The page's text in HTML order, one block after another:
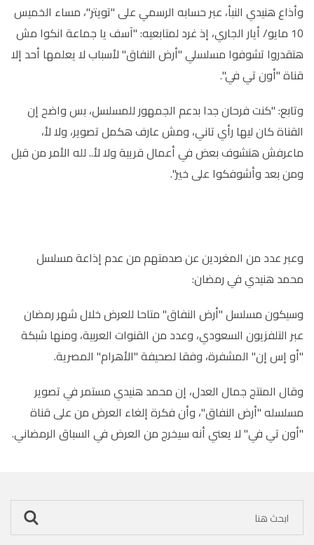
وأذاع هنيدي النبأ، عبر حسابه الرسمي على "تويتر"، مساء الخميس
10 مايو/ أيار الجاري، إذ غرد لمتابعيه: "آسف يا جماعة انكوا مش
هتقدروا تشوفوا مسلسلي "أرض النفاق" لأسباب لا يعلمها أحد إلا
قناة "أون تي في".
وتابع: "كنت فرحان جدا بدعم الجمهور للمسلسل، بس واضح إن
القناة كان ليها رأي تاني، ومش عارف هكمل تصوير، ولا لأ،
ماعرفش هنشوف بعض في أعمال قريبة ولا لأ.. لله الأمر من قبل
ومن بعد وأشوفكوا على خير".
وعبر عدد من المغردين عن صدمتهم من عدم إذاعة مسلسل
محمد هنيدي في رمضان:
وسيكون مسلسل "أرض النفاق" متاحا للعرض خلال شهر رمضان
عبر التلفزيون السعودي، وعدد من القنوات العربية، ومنها شبكة
"أو إس إن" المشفرة، وفقا لصحيفة "الأهرام" المصرية.
وقال المنتج جمال العدل، إن محمد هنيدي مستمر في تصوير
مسلسله "أرض النفاق"، وأن فكرة إلغاء العرض من على قناة
"أون تي في" لا يعني أنه سيخرج من العرض في السباق الرمضاني.